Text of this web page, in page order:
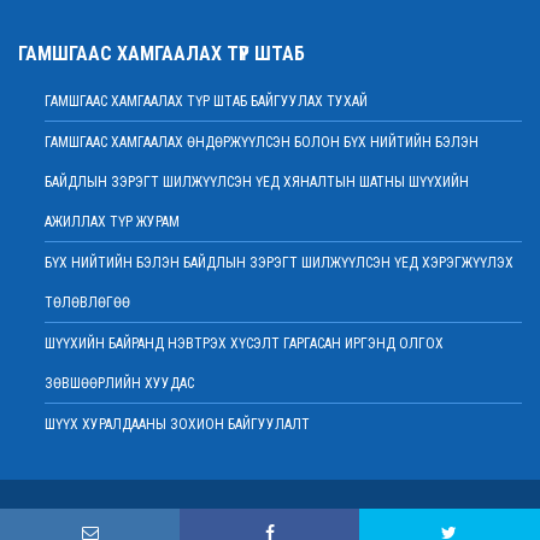
МЭДЭГДЭЛ
2022 оны 01 сарын 20
Ерөнхий шүүгч Д.Ганзориг Европын Холбооноос Монгол Улсад суугаа
Элчин сайдтай хамтын ажиллагааны талаар санал солилцов
2022 оны 01 сарын 19
Үндсэн хуулийн цэцийн гишүүнд нэр дэвшигчийн материал хүлээн авах
2022 оны 01 сарын 19
Улсын дээд шүүхийн дэргэдэх Шүүхийн сургалт, судалгаа, мэдээллийн
Дээд шүүхийн нийт шүүгчийн хуралдаан болно
холбогдох хэргийг хянан хэлэлцлээ
ГАМШГААС ХАМГААЛАХ ТҮР ШТАБ
ГАМШГААС ХАМГААЛАХ ТҮР ШТАБ БАЙГУУЛАХ ТУХАЙ
ГАМШГААС ХАМГААЛАХ ӨНДӨРЖҮҮЛСЭН БОЛОН БҮХ НИЙТИЙН БЭЛЭН
БАЙДЛЫН ЗЭРЭГТ ШИЛЖҮҮЛСЭН ҮЕД ХЯНАЛТЫН ШАТНЫ ШҮҮХИЙН
АЖИЛЛАХ ТҮР ЖУРАМ
БҮХ НИЙТИЙН БЭЛЭН БАЙДЛЫН ЗЭРЭГТ ШИЛЖҮҮЛСЭН ҮЕД ХЭРЭГЖҮҮЛЭХ
ТӨЛӨВЛӨГӨӨ
ШҮҮХИЙН БАЙРАНД НЭВТРЭХ ХҮСЭЛТ ГАРГАСАН ИРГЭНД ОЛГОХ
ЗӨВШӨӨРЛИЙН ХУУДАС
ШҮҮХ ХУРАЛДААНЫ ЗОХИОН БАЙГУУЛАЛТ